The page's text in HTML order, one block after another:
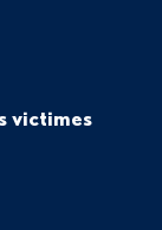
victimes